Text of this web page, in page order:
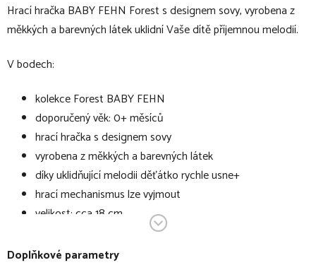
Hrací hračka BABY FEHN Forest s designem sovy, vyrobena z
měkkých a barevných látek uklidní Vaše dítě příjemnou melodií.
V bodech:
kolekce Forest BABY FEHN
doporučený věk: 0+ měsíců
hrací hračka s designem sovy
vyrobena z měkkých a barevných látek
díky uklidňující melodii děťátko rychle usne+
hrací mechanismus lze vyjmout
velikost: cca 18 cm
Doplňkové parametry